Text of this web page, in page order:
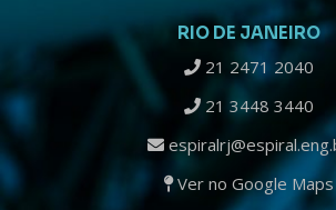
RIO DE JANEIRO
21 2471 2040
21 3448 3440
Ver no Google Maps